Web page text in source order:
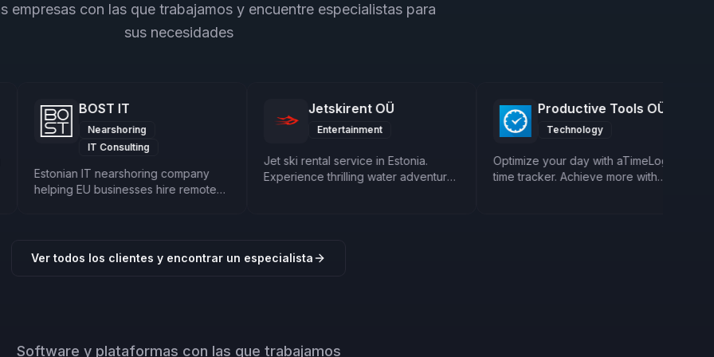
empresas con las que trabajamos y encuentre especialistas para
sus necesidades
BOST IT
Nearshoring
IT Consulting
Estonian IT nearshoring company
helping EU businesses hire remote
cybersecurity services.
Jetskirent OÜ
Entertainment
Jet ski rental service in Estonia.
Experience thrilling water adventures
Productive Tools OÜ
Technology
Optimize your day with aTimeLogger
time tracker. Achieve more with
Ver todos los clientes y encontrar un especialista
Software y plataformas con las que trabajamos